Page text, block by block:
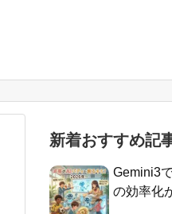
新着おすすめ記
Gemini3
の効率化